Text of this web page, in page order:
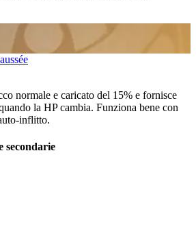
normale e caricato del 15% e fornisce
la HP cambia. Funziona bene con
secondarie